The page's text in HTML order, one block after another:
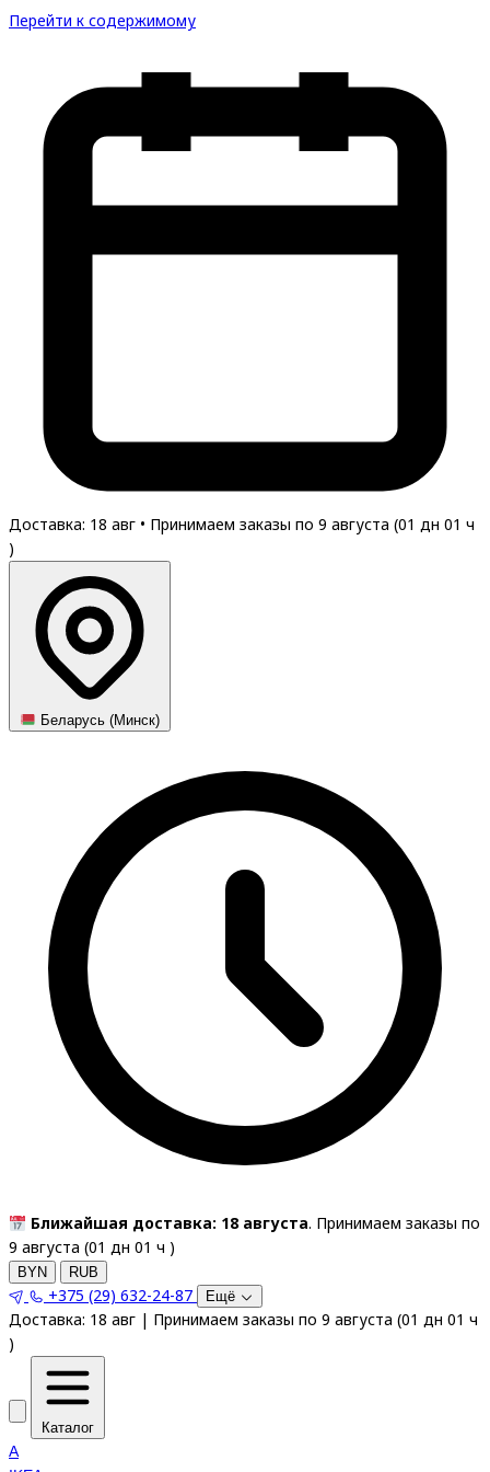
Перейти к содержимому
Доставка: 18 авг • Принимаем заказы по 9 августа (01 дн 01 ч
)
Беларусь (Минск)
Ближайшая доставка: 18 августа. Принимаем заказы по
9 августа (01 дн 01 ч )
BYN RUB
+375 (29) 632-24-87 Ещё
Доставка: 18 авг | Принимаем заказы по 9 августа (01 дн 01 ч
)
Каталог
A